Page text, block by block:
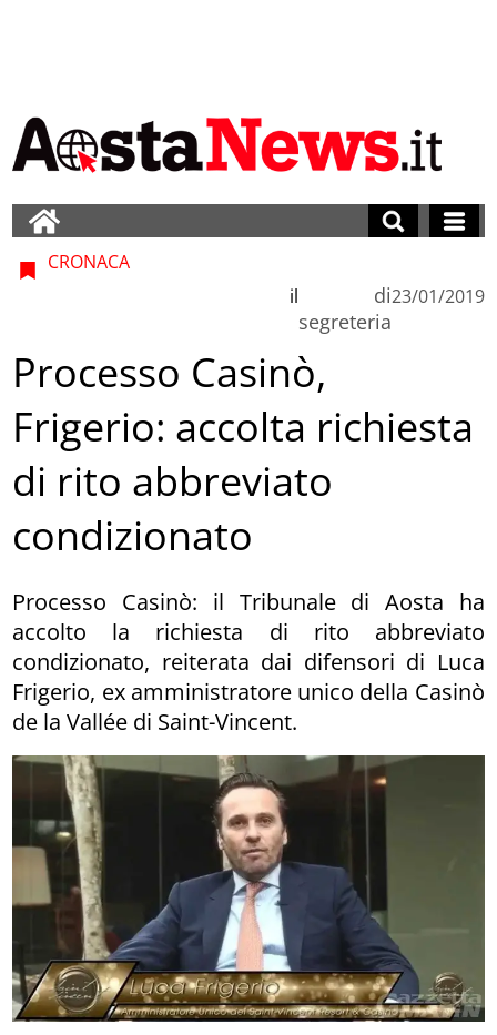
CRONACA
di
segreteria
il 23/01/2019
Processo Casinò,
Frigerio: accolta richiesta
di rito abbreviato
condizionato
Processo Casinò: il Tribunale di Aosta ha
accolto la richiesta di rito abbreviato
condizionato, reiterata dai difensori di Luca
Frigerio, ex amministratore unico della Casinò
de la Vallée di Saint-Vincent.